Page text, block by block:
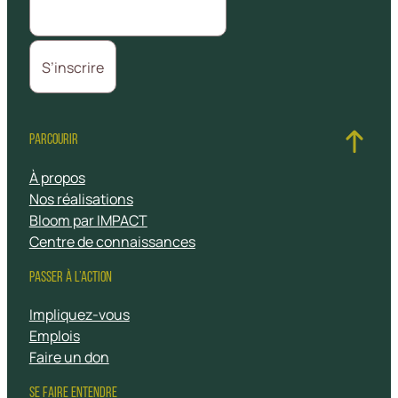
PARCOURIR
À propos
Nos réalisations
Bloom par IMPACT
Centre de connaissances
PASSER À L’ACTION
Impliquez-vous
Emplois
Faire un don
SE FAIRE ENTENDRE